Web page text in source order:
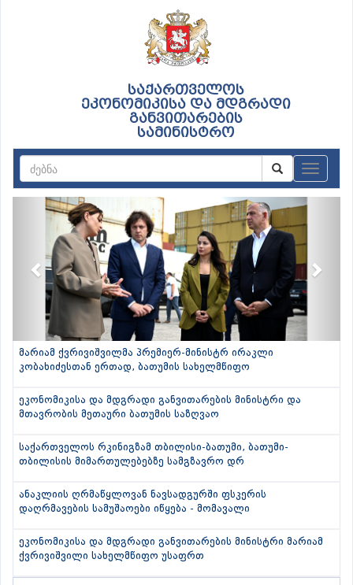
საქართველოს
ეკონომიკისა და მდგრადი
განვითარების
სამინისტრო
Previous
მარიამ ქვრივიშვილმა პრემიერ-მინისტრ ირაკლი
კობახიძესთან ერთად, ბათუმის სახელმწიფო
ეკონომიკისა და მდგრადი განვითარების მინისტრი და
მთავრობის მეთაური ბათუმის საზღვაო
საქართველოს რკინიგზამ თბილისი-ბათუმი, ბათუმი-
თბილისის მიმართულებებზე სამგზავრო დრ
ანაკლიის ღრმაწყლოვან ნავსადგურში ფსკერის
დაღრმავების სამუშაოები იწყება - მომავალი
ეკონომიკისა და მდგრადი განვითარების მინისტრი მარიამ
ქვრივიშვილი სახელმწიფო უსაფრთ